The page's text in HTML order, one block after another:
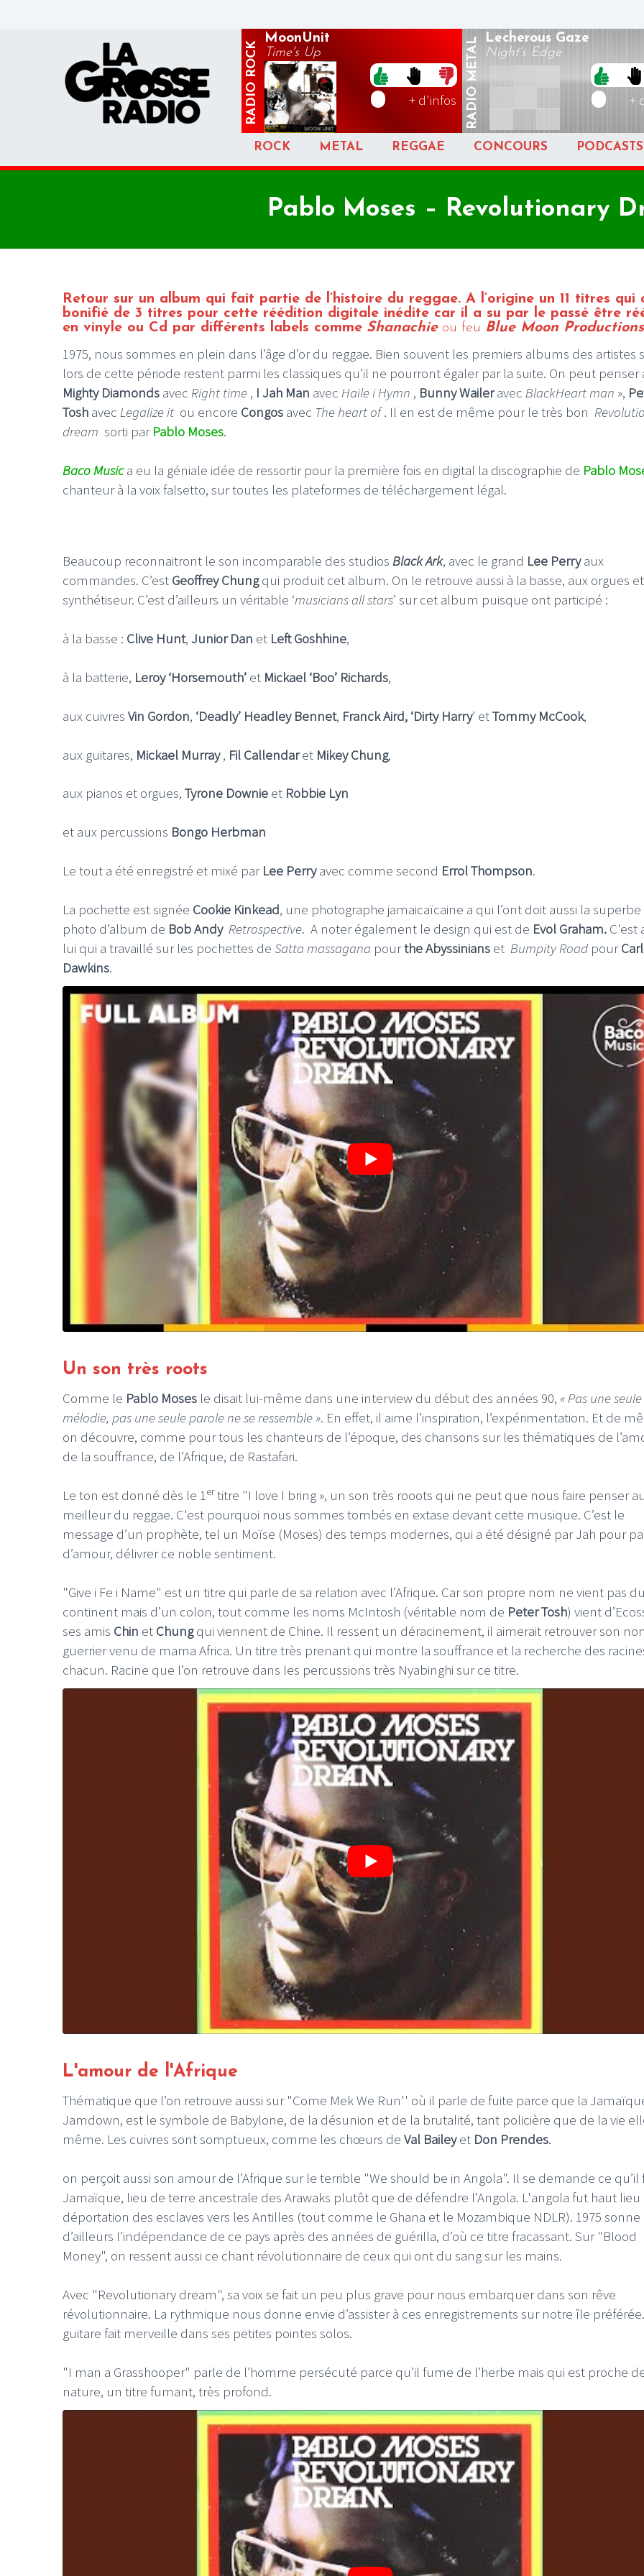
RADIO
ROCK
MoonUnit
Time's Up
+ d'infos RADIO
METAL Lecherous Gaze
Night's Edge
+
ROCK METAL REGGAE CONCOURS PODCASTS
Pablo Moses – Revolutionary
Retour sur un album qui fait partie de l’histoire du reggae. A l’origine un 11 titres qui
bonifié de 3 titres pour cette réédition digitale inédite car il a su par le passé être
en vinyle ou Cd par différents labels comme Shanachie ou feu Blue Moon Productions
1975, nous sommes en plein dans l’âge d’or du reggae. Bien souvent les premiers albums des artistes
lors de cette période restent parmi les classiques qu’il ne pourront égaler par la suite. On peut penser
Mighty Diamonds avec Right time , I Jah Man avec Haile i Hymn , Bunny Waileravec BlackHeart man »,
Tosh avec Legalize it ou encore Congos avec The heart of. Il en est de même pour le très bon
dream sorti par Pablo Moses.
Baco Musica eu la géniale idée de ressortir pour la première fois en digital la discographie de Pablo
chanteur à la voix falsetto, sur toutes les plateformes de téléchargement légal.
Beaucoup reconnaitront le son incomparable des studios Black Ark, avec le grand Lee Perryaux
commandes. C’est Geoffrey Chungqui produit cet album. On le retrouve aussi à la basse, aux orgues et
synthétiseur. C’est d’ailleurs un véritable ‘musicians all stars’ sur cet album puisque ont participé :
à la basse : Clive Hunt, Junior Dan et Left Goshhine,
à la batterie, Leroy ‘Horsemouth’ et Mickael ‘Boo’ Richards,
aux cuivres Vin Gordon, ‘Deadly’ Headley Bennet, Franck Aird, ‘Dirty Harry’ etTommy McCook,
aux guitares, Mickael Murray, Fil Callendaret Mikey Chung,
aux pianos et orgues, Tyrone Downie et Robbie Lyn
et aux percussions Bongo Herbman
Le tout a été enregistré et mixé par Lee Perryavec comme second Errol Thompson.
La pochette est signée Cookie Kinkead, une photographe jamaicaïcaine a qui l’ont doit aussi la superbe
photo d’album de Bob Andy Retrospective. A noter également le design qui est de Evol Graham. C'est
lui qui a travaillé sur les pochettes de Satta massagana pourthe Abyssinians et Bumpity Road pourCarl
Dawkins.
Un son très roots
Comme le Pablo Moses le disait lui-même dans une interview du début des années 90, « Pas une seule
mélodie, pas une seule parole ne se ressemble ». En effet, il aime l’inspiration, l’expérimentation. Et de
on découvre, comme pour tous les chanteurs de l’époque, des chansons sur les thématiques de
de la souffrance, de l’Afrique, de Rastafari.
Le ton est donné dès le 1ertitre "I love I bring », un son très rooots qui ne peut que nous faire penser au
meilleur du reggae. C'est pourquoi nous sommes tombés en extase devant cette musique. C’est le
message d’un prophète, tel un Moïse (Moses) des temps modernes, qui a été désigné par Jah pour
d’amour, délivrer ce noble sentiment.
"Give i Fe i Name" est un titre qui parle de sa relation avec l’Afrique. Car son propre nom ne vient pas
continent mais d’un colon, tout comme les noms McIntosh (véritable nom de Peter Tosh) vient
ses amis Chin et Chungqui viennent de Chine. Il ressent un déracinement, il aimerait retrouver son
guerrier venu de mama Africa. Un titre très prenant qui montre la souffrance et la recherche des
chacun. Racine que l’on retrouve dans les percussions très Nyabinghi sur ce titre.
L'amour de l'Afrique
Thématique que l’on retrouve aussi sur "Come Mek We Run'' où il parle de fuite parce que la
Jamdown, est le symbole de Babylone, de la désunion et de la brutalité, tant policière que de la vie
même. Les cuivres sont somptueux, comme les chœurs de Val Baileyet Don Prendes.
on perçoit aussi son amour de l’Afrique sur le terrible "We should be in Angola". Il se demande ce qu’il
Jamaïque, lieu de terre ancestrale des Arawaks plutôt que de défendre l’Angola. L'angola fut haut lieu
déportation des esclaves vers les Antilles (tout comme le Ghana et le Mozambique NDLR). 1975 sonne
d’ailleurs l’indépendance de ce pays après des années de guérilla, d’où ce titre fracassant. Sur "Blood
Money", on ressent aussi ce chant révolutionnaire de ceux qui ont du sang sur les mains.
Avec "Revolutionary dream", sa voix se fait un peu plus grave pour nous embarquer dans son rêve
révolutionnaire. La rythmique nous donne envie d’assister à ces enregistrements sur notre île
guitare fait merveille dans ses petites pointes solos.
"I man a Grasshooper" parle de l’homme persécuté parce qu’il fume de l’herbe mais qui est proche
nature, un titre fumant, très profond.
LE GROS RIFFIFI
LE GROS RIFFIFI –
Christmas Riffifi 2025 !!!
LE GROS RIFFIFI
LE GROS RIFFIFI –